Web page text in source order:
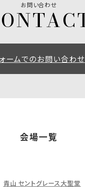
お問い合わせ
ームでのお問い合わせ
会場一覧
青山 セントグレース大聖堂